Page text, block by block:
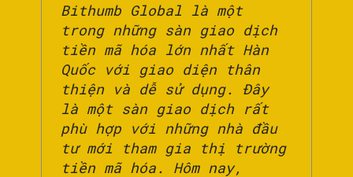
Bithumb Global là một
trong những sàn giao dịch
tiền mã hóa lớn nhất Hàn
Quốc với giao diện thân
thiện và dễ sử dụng. Đây
là một sàn giao dịch rất
phù hợp với những nhà đầu
tư mới tham gia thị trường
tiền mã hóa. Hôm nay,